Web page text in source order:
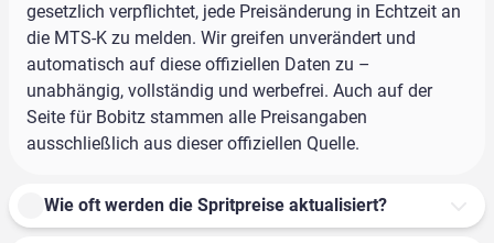
gesetzlich verpflichtet, jede Preisänderung in Echtzeit an
die MTS-K zu melden. Wir greifen unverändert und
automatisch auf diese offiziellen Daten zu –
unabhängig, vollständig und werbefrei. Auch auf der
Seite für Bobitz stammen alle Preisangaben
ausschließlich aus dieser offiziellen Quelle.
Wie oft werden die Spritpreise aktualisiert?